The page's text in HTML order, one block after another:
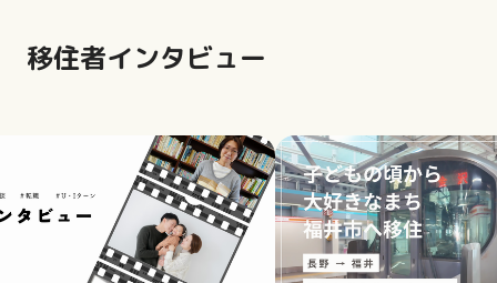
移住者インタビュー